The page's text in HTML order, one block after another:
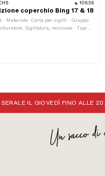
10636
coperchio Bing 17 & 18
· Materiale: Carta per sigilli · Gruppo
Sigillatura, revisione · Tipo di
SERALE IL GIOVEDÌ FINO ALLE